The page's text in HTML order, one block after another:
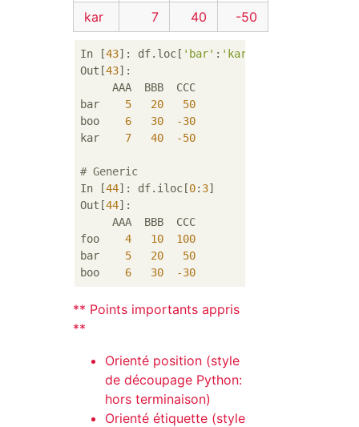
kar
7 40 -50
In [43]: df.loc[ 'bar' : 'kar'
Out[43]:
     AAA  BBB  CCC
bar 5 20
50
boo 6 30
-30
kar 7 40 -50
# Generic
In [44]: df.iloc[0: 3]
Out[44]:
     AAA  BBB  CCC
foo 4 10
100
bar 5 20
50
boo 6 30 -30
** Points importants appris
**
Orienté position (style
de découpage Python:
hors terminaison)
Orienté étiquette (style